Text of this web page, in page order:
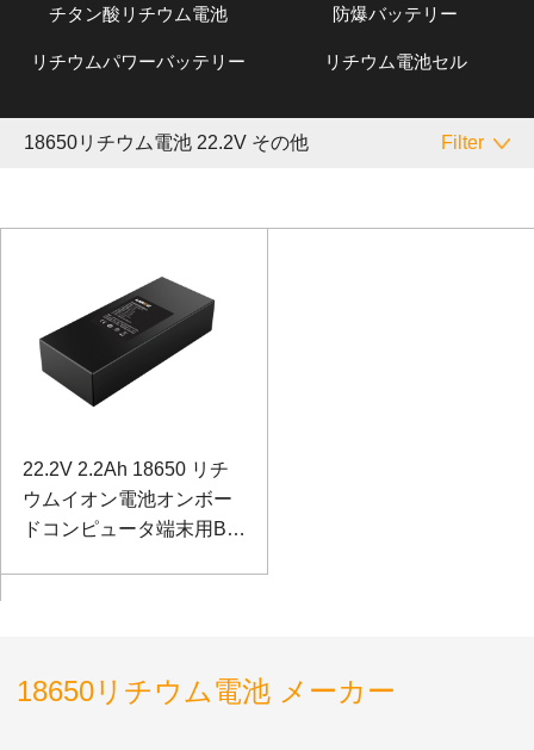
チタン酸リチウム電池 防爆バッテリー
リチウムパワーバッテリー リチウム電池セル
18650リチウム電池 22.2V その他 Filter
22.2V 2.2Ah 18650 リチ
ウムイオン電池オンボー
ドコンピュータ端末用BIC
18650リチウム電池 メーカー